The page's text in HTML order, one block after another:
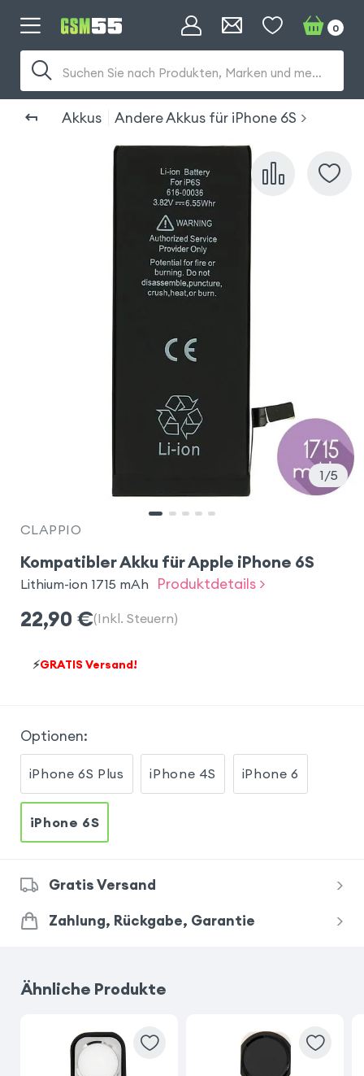
Suchen Sie nach Produkten, Marken und mehr...
0
Akkus Andere Akkus für iPhone 6S
1 5
CLAPPIO
Kompatibler Akku für Apple iPhone 6S
Lithium-ion 1715 mAh Produktdetails >
22,90 €(Inkl. Steuern)
⚡GRATIS Versand!
Optionen:
iPhone 6S Plus iPhone 4S iPhone 6
iPhone 6S
Gratis Versand
Zahlung, Rückgabe, Garantie
Ähnliche Produkte